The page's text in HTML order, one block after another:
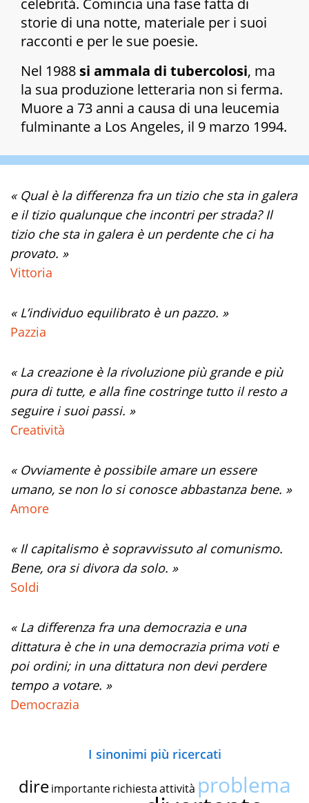
celebrità. Comincia una fase fatta di
storie di una notte, materiale per i suoi
racconti e per le sue poesie.
Nel 1988 si ammala di tubercolosi, ma
la sua produzione letteraria non si ferma.
Muore a 73 anni a causa di una leucemia
fulminante a Los Angeles, il 9 marzo 1994.
« Qual è la differenza fra un tizio che sta in galera
e il tizio qualunque che incontri per strada? Il
tizio che sta in galera è un perdente che ci ha
provato. »
Vittoria
« L’individuo equilibrato è un pazzo. »
Pazzia
« La creazione è la rivoluzione più grande e più
pura di tutte, e alla fine costringe tutto il resto a
seguire i suoi passi. »
Creatività
« Ovviamente è possibile amare un essere
umano, se non lo si conosce abbastanza bene. »
Amore
« Il capitalismo è sopravvissuto al comunismo.
Bene, ora si divora da solo. »
Soldi
« La differenza fra una democrazia e una
dittatura è che in una democrazia prima voti e
poi ordini; in una dittatura non devi perdere
tempo a votare. »
Democrazia
I sinonimi più ricercati
dire importante richiestaattività problema